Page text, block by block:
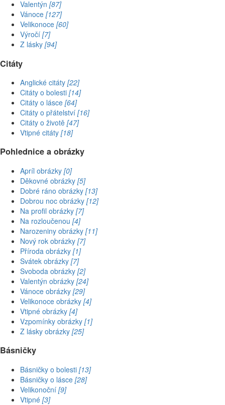
Valentýn [87]
Vánoce [127]
Velikonoce [60]
Výročí [7]
Z lásky [94]
Citáty
Anglické citáty [22]
Citáty o bolesti [14]
Citáty o lásce [64]
Citáty o přátelství [16]
Citáty o životě [47]
Vtipné citáty [18]
Pohlednice a obrázky
Apríl obrázky [0]
Děkovné obrázky [5]
Dobré ráno obrázky [13]
Dobrou noc obrázky [12]
Na profil obrázky [7]
Na rozloučenou [4]
Narozeniny obrázky [11]
Nový rok obrázky [7]
Příroda obrázky [1]
Svátek obrázky [7]
Svoboda obrázky [2]
Valentýn obrázky [24]
Vánoce obrázky [29]
Velikonoce obrázky [4]
Vtipné obrázky [4]
Vzpomínky obrázky [1]
Z lásky obrázky [25]
Básničky
Básničky o bolesti [13]
Básničky o lásce [28]
Velikonoční [9]
Vtipné [3]